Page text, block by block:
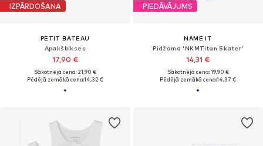
IZPĀRDOŠANA
PETIT BATEAU
Apakšbikses
17,90 €
Sākotnējā cena: 21,90 €
Pēdējā zemākā cena:14,32 €
PIEDĀVĀJUMS
NAME IT
Pidžama 'NKMTitan Skater'
14,31 €
Sākotnējā cena: 19,90 €
Pēdējā zemākā cena:14,37 €